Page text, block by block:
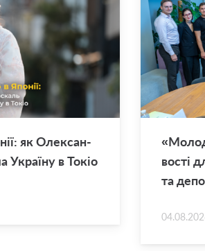
як Оле­ксан­
Укра­ї­ну в Токіо
во­сті
та